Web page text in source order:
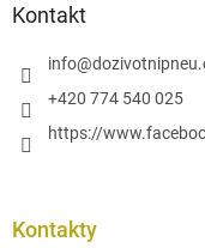
Kontakt
info@
+420 774 540 025
https://
Kontakty